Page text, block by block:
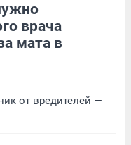
врача
мата в
от вредителей —